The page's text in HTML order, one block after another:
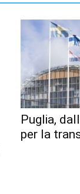
Puglia,
per la